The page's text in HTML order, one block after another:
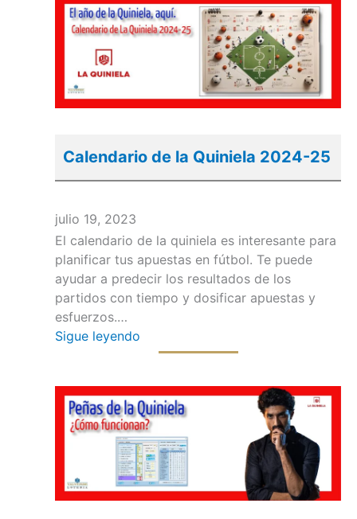
Calendario de la Quiniela 2024-25
julio 19, 2023
El calendario de la quiniela es interesante para
planificar tus apuestas en fútbol. Te puede
ayudar a predecir los resultados de los
partidos con tiempo y dosificar apuestas y
esfuerzos.…
Sigue leyendo